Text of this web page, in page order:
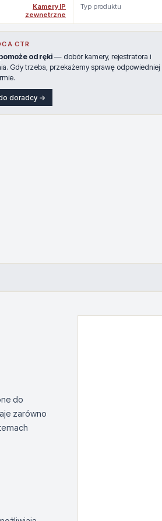
Kamery IP
zewnetrzne
Typ produktu
CTR
od ręki— dobór kamery, rejestratora i
Gdy trzeba, przekażemy sprawę odpowiedniej
doradcy →
do
zarówno